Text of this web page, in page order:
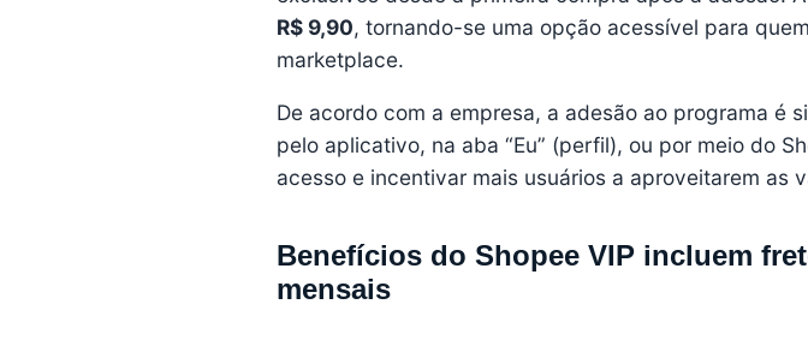
R$ 9,90, tornando-se uma opção acessível para
marketplace.
De acordo com a empresa, a adesão ao programa é
pelo aplicativo, na aba “Eu” (perfil), ou por meio do
acesso e incentivar mais usuários a aproveitarem as
Benefícios do Shopee VIP incluem
mensais